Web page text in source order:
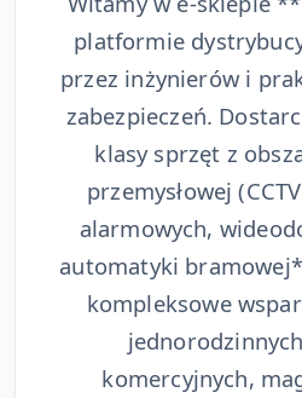
platformie
przez inżynierów i
zabezpieczeń.
klasy sprzęt z
przemysłowej
alarmowych,
automatyki
kompleksowe
komercyjnych,